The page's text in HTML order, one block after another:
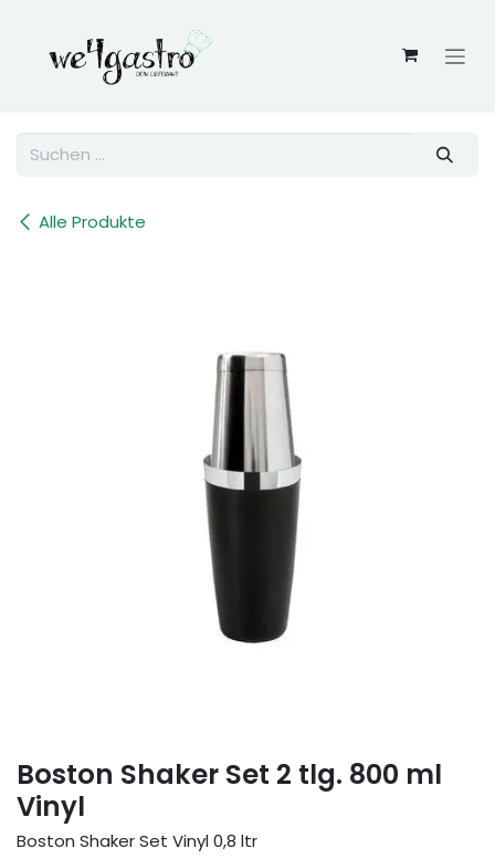
Alle Produkte
Boston Shaker Set 2 tlg. 800 ml
Vinyl
Boston Shaker Set Vinyl 0,8 ltr